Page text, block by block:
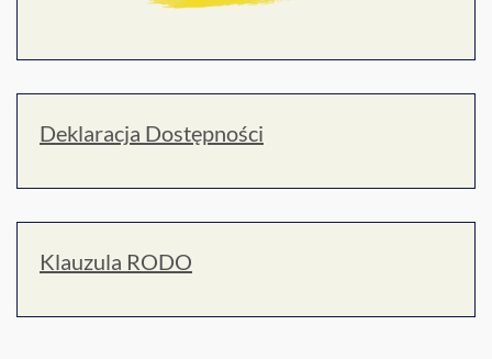
Deklaracja Dostępności
Klauzula RODO